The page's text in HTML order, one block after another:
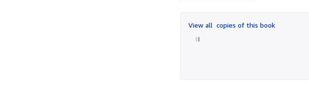
of
5
View all copies of this book